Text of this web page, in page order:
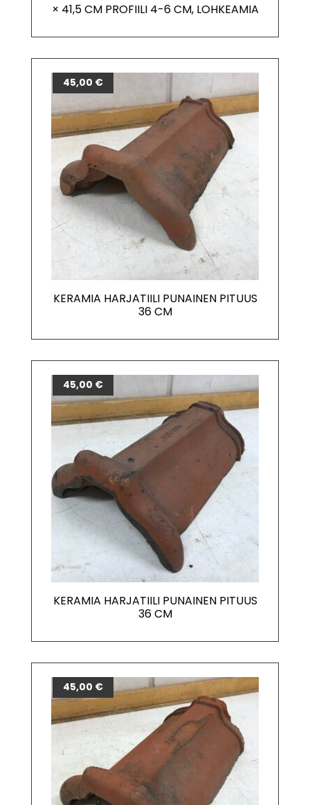
× 41,5 CM PROFIILI 4-6 CM, LOHKEAMIA
KERAMIA HARJATIILI PUNAINEN PITUUS
36 CM
45,00 €
KERAMIA HARJATIILI PUNAINEN PITUUS
36 CM
45,00 €
45,00 €